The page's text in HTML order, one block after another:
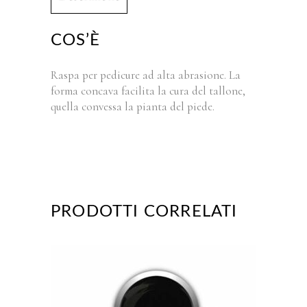
COS’È
Raspa per pedicure ad alta abrasione. La
forma concava facilita la cura del tallone,
quella convessa la pianta del piede.
PRODOTTI CORRELATI